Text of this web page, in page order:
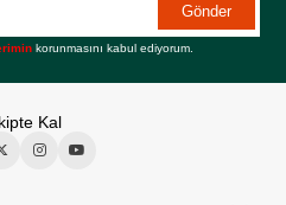
Gönder
korunmasını kabul ediyorum.
Kal